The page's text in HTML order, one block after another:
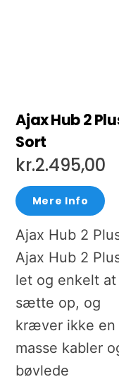
Ajax Hub 2
Sort
kr.2.495,00
Mere Info
Ajax Hub 2
Ajax Hub 2
let og enkelt at
sætte op, og
kræver ikke en
masse kabler
bøvlede